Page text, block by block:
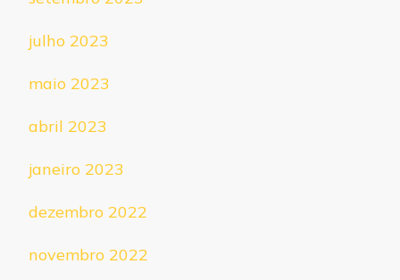
julho 2023
maio 2023
abril 2023
janeiro 2023
dezembro 2022
novembro 2022